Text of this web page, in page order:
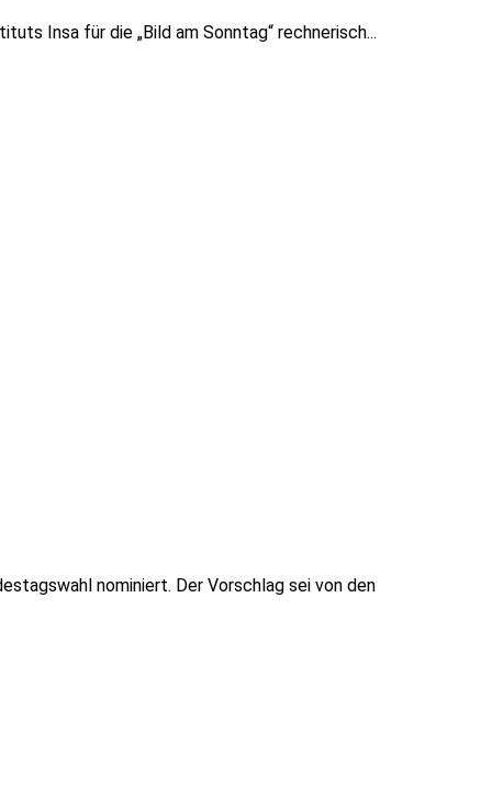
Insa für die „Bild am Sonntag“ rechnerisch...
nominiert. Der Vorschlag sei von den